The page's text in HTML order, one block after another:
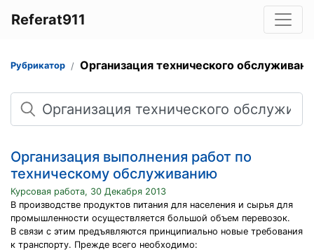
Referat911
Рубрикатор Организация технического
Поиск
Организация выполнения работ по
техническому обслуживанию
Курсовая работа, 30 Декабря 2013
В производстве продуктов питания для населения и сырья для
промышленности осуществляется большой объем перевозок.
В связи с этим предъявляются принципиально новые требования
к транспорту. Прежде всего необходимо: